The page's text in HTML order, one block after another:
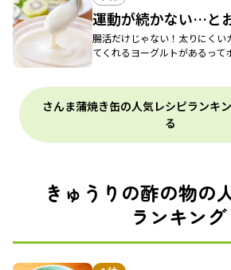
運動が続かない…と
腸活だけじゃない！太りにくい
てくれるヨーグルトがあるって
さんま蒲焼き缶の人気レシピランキ
る
きゅうりの酢の物の
ランキング